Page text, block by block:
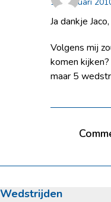
Ja dankje Jaco,
Volgens mij
komen
maar 5
Wedstrijden